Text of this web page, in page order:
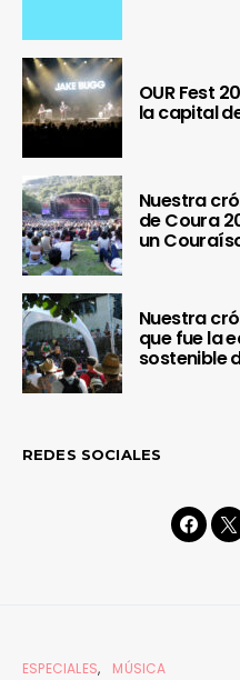
OUR Fest
la capital
Nuestra
de Coura
un
Nuestra
que fue la
sostenible
REDES SOCIALES
ESPECIALES MÚSICA